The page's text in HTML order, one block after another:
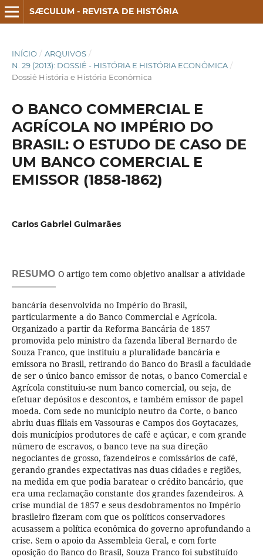
SÆCULUM - REVISTA DE HISTÓRIA
INÍCIO / ARQUIVOS /
N. 29 (2013): DOSSIÊ - HISTÓRIA E HISTÓRIA ECONÔMICA /
Dossiê História e História Econômica
O BANCO COMMERCIAL E
AGRÍCOLA NO IMPÉRIO DO
BRASIL: O ESTUDO DE CASO DE
UM BANCO COMERCIAL E
EMISSOR (1858-1862)
Carlos Gabriel Guimarães
RESUMO O artigo tem como objetivo analisar a atividade
bancária desenvolvida no Império do Brasil,
particularmente a do Banco Commercial e Agrícola.
Organizado a partir da Reforma Bancária de 1857
promovida pelo ministro da fazenda liberal Bernardo de
Souza Franco, que instituiu a pluralidade bancária e
emissora no Brasil, retirando do Banco do Brasil a faculdade
de ser o único banco emissor de notas, o banco Comercial e
Agrícola constituiu-se num banco comercial, ou seja, de
efetuar depósitos e descontos, e também emissor de papel
moeda. Com sede no município neutro da Corte, o banco
abriu duas filiais em Vassouras e Campos dos Goytacazes,
dois municípios produtores de café e açúcar, e com grande
número de escravos, o banco teve na sua direção
negociantes de grosso, fazendeiros e comissários de café,
gerando grandes expectativas nas duas cidades e regiões,
na medida em que podia baratear o crédito bancário, que
era uma reclamação constante dos grandes fazendeiros. A
crise mundial de 1857 e seus desdobramentos no Império
brasileiro fizeram com que os políticos conservadores
acusassem a política econômica do governo aprofundando a
crise. Sem o apoio da Assembleia Geral, e com forte
oposição do Banco do Brasil, Souza Franco foi substituído